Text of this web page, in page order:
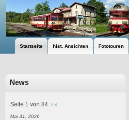
Startseite hist. Ansichten Fototouren
News
Seite 1 von 84 › »
Mai 31, 2026